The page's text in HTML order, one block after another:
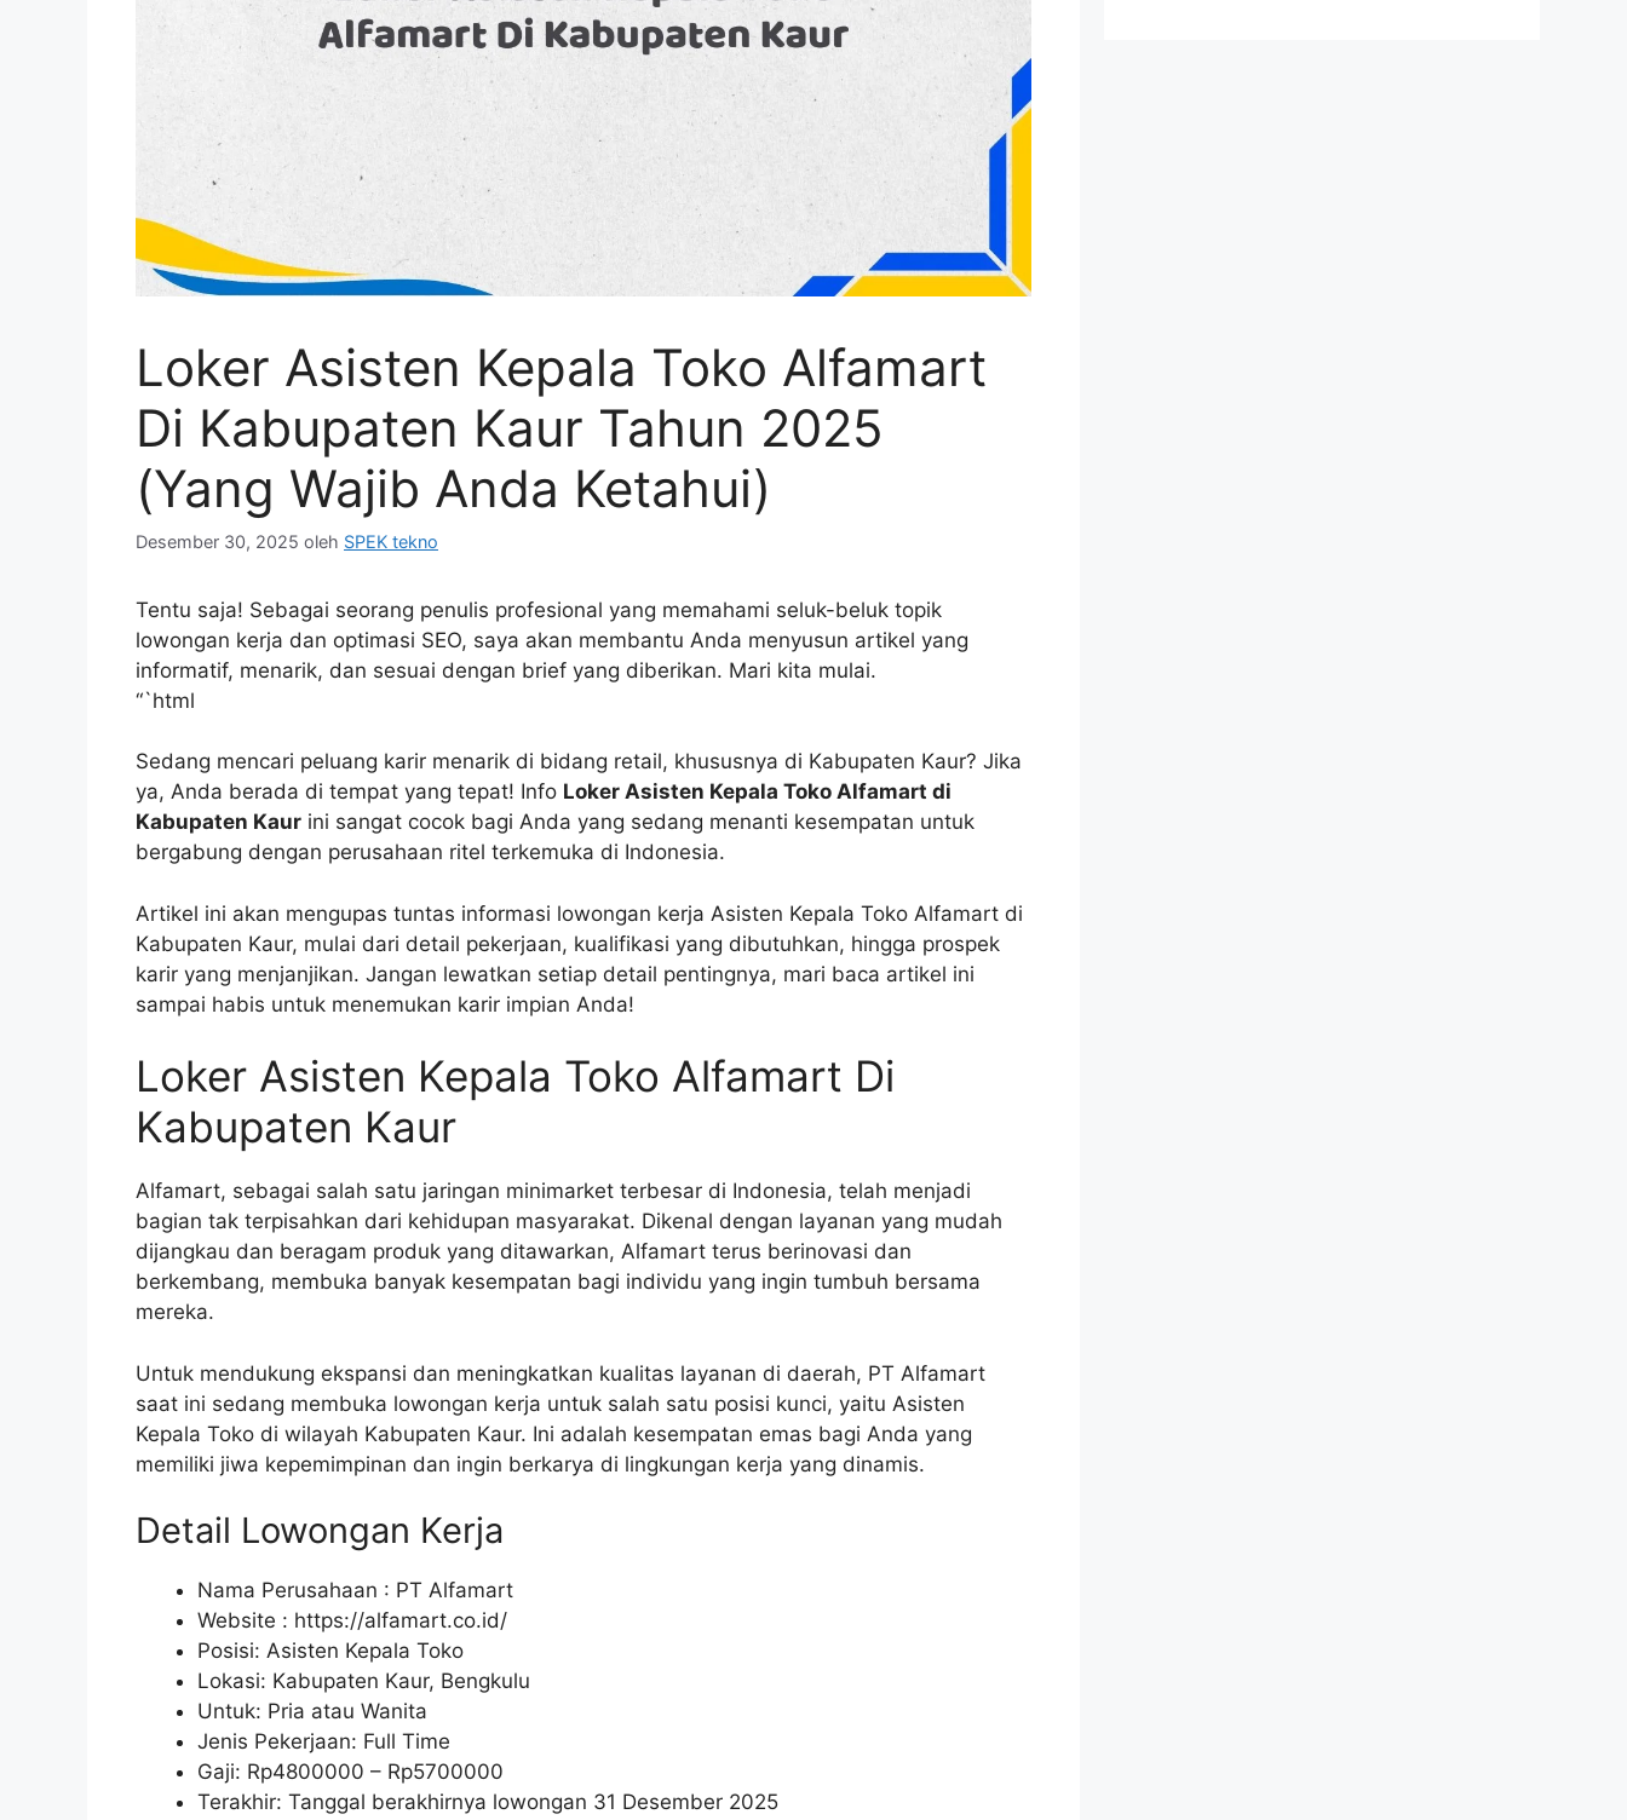
Loker Asisten Kepala Toko Alfamart
Di Kabupaten Kaur Tahun 2025
(Yang Wajib Anda Ketahui)
Desember 30, 2025 oleh SPEK tekno
Tentu saja! Sebagai seorang penulis profesional yang memahami seluk-beluk topik
lowongan kerja dan optimasi SEO, saya akan membantu Anda menyusun artikel yang
informatif, menarik, dan sesuai dengan brief yang diberikan. Mari kita mulai.
“`html
Sedang mencari peluang karir menarik di bidang retail, khususnya di Kabupaten Kaur? Jika
ya, Anda berada di tempat yang tepat! Info Loker Asisten Kepala Toko Alfamart di
Kabupaten Kaur ini sangat cocok bagi Anda yang sedang menanti kesempatan untuk
bergabung dengan perusahaan ritel terkemuka di Indonesia.
Artikel ini akan mengupas tuntas informasi lowongan kerja Asisten Kepala Toko Alfamart di
Kabupaten Kaur, mulai dari detail pekerjaan, kualifikasi yang dibutuhkan, hingga prospek
karir yang menjanjikan. Jangan lewatkan setiap detail pentingnya, mari baca artikel ini
sampai habis untuk menemukan karir impian Anda!
Loker Asisten Kepala Toko Alfamart Di
Kabupaten Kaur
Alfamart, sebagai salah satu jaringan minimarket terbesar di Indonesia, telah menjadi
bagian tak terpisahkan dari kehidupan masyarakat. Dikenal dengan layanan yang mudah
dijangkau dan beragam produk yang ditawarkan, Alfamart terus berinovasi dan
berkembang, membuka banyak kesempatan bagi individu yang ingin tumbuh bersama
mereka.
Untuk mendukung ekspansi dan meningkatkan kualitas layanan di daerah, PT Alfamart
saat ini sedang membuka lowongan kerja untuk salah satu posisi kunci, yaitu Asisten
Kepala Toko di wilayah Kabupaten Kaur. Ini adalah kesempatan emas bagi Anda yang
memiliki jiwa kepemimpinan dan ingin berkarya di lingkungan kerja yang dinamis.
Detail Lowongan Kerja
Nama Perusahaan : PT Alfamart
Website : https://alfamart.co.id/
Posisi: Asisten Kepala Toko
Lokasi: Kabupaten Kaur, Bengkulu
Untuk: Pria atau Wanita
Jenis Pekerjaan: Full Time
Gaji: Rp4800000 – Rp5700000
Terakhir: Tanggal berakhirnya lowongan 31 Desember 2025